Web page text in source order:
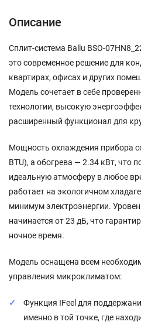
Описание
Сплит-система Ballu BSO-
это современное решение для
квартирах, офисах и других
Модель сочетает в себе
технологии, высокую
расширенный функционал для
Мощность охлаждения прибора
BTU), а обогрева — 2.34 кВт, что
идеальную атмосферу в любое
работает на экологичном
минимум электроэнергии.
начинается от 23 дБ, что
ночное время.
Модель оснащена всем
управления микроклиматом:
Функция IFeel для
именно в той точке, где